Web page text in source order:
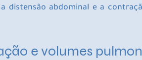
distensão abdominal e a
e volumes